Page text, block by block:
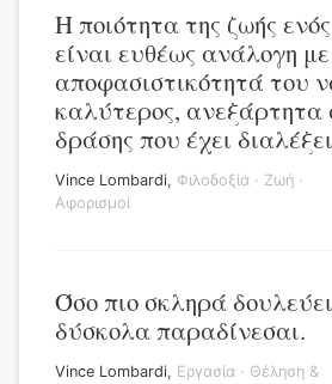
Η ποιότητα της ζωής
είναι ευθέως ανάλογη
αποφασιστικότητά του
καλύτερος, ανεξάρτητα
δράσης που έχει
Vince Lombardi, Φιλοδοξία · Ζωή ·
Αφορισμοί
Όσο πιο σκληρά
δύσκολα παραδίνεσαι.
Vince Lombardi, Εργασία · Θέληση &